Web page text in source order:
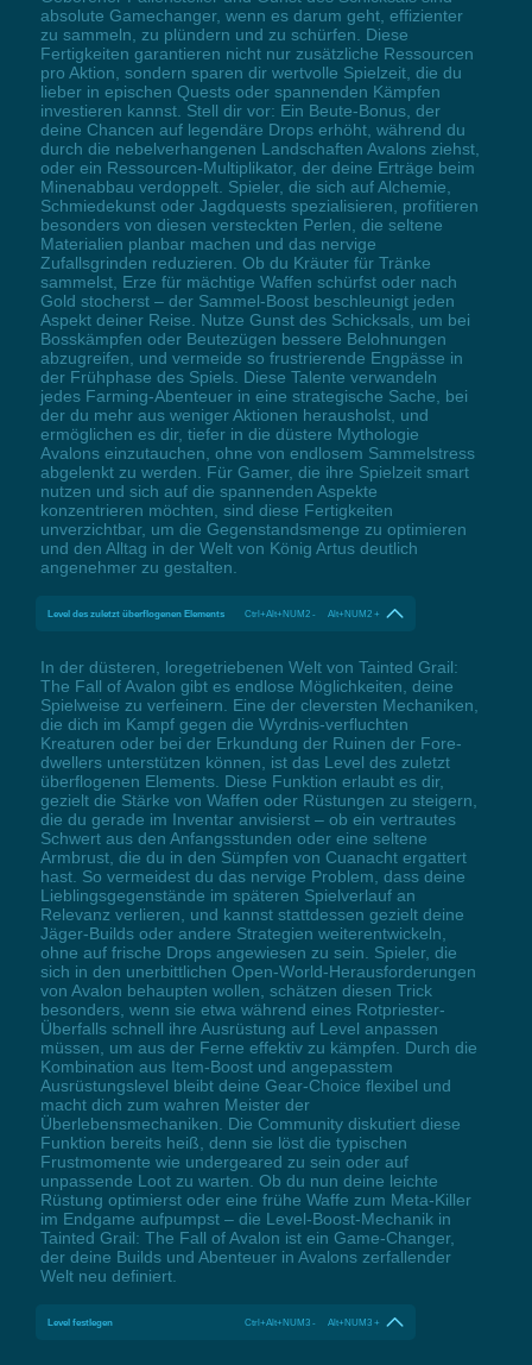
absolute Gamechanger, wenn es darum geht, effizienter
zu sammeln, zu plündern und zu schürfen. Diese
Fertigkeiten garantieren nicht nur zusätzliche Ressourcen
pro Aktion, sondern sparen dir wertvolle Spielzeit, die du
lieber in epischen Quests oder spannenden Kämpfen
investieren kannst. Stell dir vor: Ein Beute-Bonus, der
deine Chancen auf legendäre Drops erhöht, während du
durch die nebelverhangenen Landschaften Avalons ziehst,
oder ein Ressourcen-Multiplikator, der deine Erträge beim
Minenabbau verdoppelt. Spieler, die sich auf Alchemie,
Schmiedekunst oder Jagdquests spezialisieren, profitieren
besonders von diesen versteckten Perlen, die seltene
Materialien planbar machen und das nervige
Zufallsgrinden reduzieren. Ob du Kräuter für Tränke
sammelst, Erze für mächtige Waffen schürfst oder nach
Gold stocherst – der Sammel-Boost beschleunigt jeden
Aspekt deiner Reise. Nutze Gunst des Schicksals, um bei
Bosskämpfen oder Beutezügen bessere Belohnungen
abzugreifen, und vermeide so frustrierende Engpässe in
der Frühphase des Spiels. Diese Talente verwandeln
jedes Farming-Abenteuer in eine strategische Sache, bei
der du mehr aus weniger Aktionen herausholst, und
ermöglichen es dir, tiefer in die düstere Mythologie
Avalons einzutauchen, ohne von endlosem Sammelstress
abgelenkt zu werden. Für Gamer, die ihre Spielzeit smart
nutzen und sich auf die spannenden Aspekte
konzentrieren möchten, sind diese Fertigkeiten
unverzichtbar, um die Gegenstandsmenge zu optimieren
und den Alltag in der Welt von König Artus deutlich
angenehmer zu gestalten.
Level des zuletzt überflogenen Elements Ctrl+Alt+NUM2 - Alt+NUM2 +
In der düsteren, loregetriebenen Welt von Tainted Grail:
The Fall of Avalon gibt es endlose Möglichkeiten, deine
Spielweise zu verfeinern. Eine der cleversten Mechaniken,
die dich im Kampf gegen die Wyrdnis-verfluchten
Kreaturen oder bei der Erkundung der Ruinen der Fore-
dwellers unterstützen können, ist das Level des zuletzt
überflogenen Elements. Diese Funktion erlaubt es dir,
gezielt die Stärke von Waffen oder Rüstungen zu steigern,
die du gerade im Inventar anvisierst – ob ein vertrautes
Schwert aus den Anfangsstunden oder eine seltene
Armbrust, die du in den Sümpfen von Cuanacht ergattert
hast. So vermeidest du das nervige Problem, dass deine
Lieblingsgegenstände im späteren Spielverlauf an
Relevanz verlieren, und kannst stattdessen gezielt deine
Jäger-Builds oder andere Strategien weiterentwickeln,
ohne auf frische Drops angewiesen zu sein. Spieler, die
sich in den unerbittlichen Open-World-Herausforderungen
von Avalon behaupten wollen, schätzen diesen Trick
besonders, wenn sie etwa während eines Rotpriester-
Überfalls schnell ihre Ausrüstung auf Level anpassen
müssen, um aus der Ferne effektiv zu kämpfen. Durch die
Kombination aus Item-Boost und angepasstem
Ausrüstungslevel bleibt deine Gear-Choice flexibel und
macht dich zum wahren Meister der
Überlebensmechaniken. Die Community diskutiert diese
Funktion bereits heiß, denn sie löst die typischen
Frustmomente wie undergeared zu sein oder auf
unpassende Loot zu warten. Ob du nun deine leichte
Rüstung optimierst oder eine frühe Waffe zum Meta-Killer
im Endgame aufpumpst – die Level-Boost-Mechanik in
Tainted Grail: The Fall of Avalon ist ein Game-Changer,
der deine Builds und Abenteuer in Avalons zerfallender
Welt neu definiert.
Level festlegen Ctrl+Alt+NUM3 - Alt+NUM3 +